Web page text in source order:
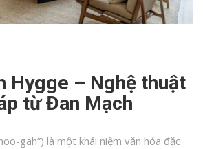
Hygge – Nghệ thuật
từ Đan Mạch
gah”) là một khái niệm văn hóa đặc